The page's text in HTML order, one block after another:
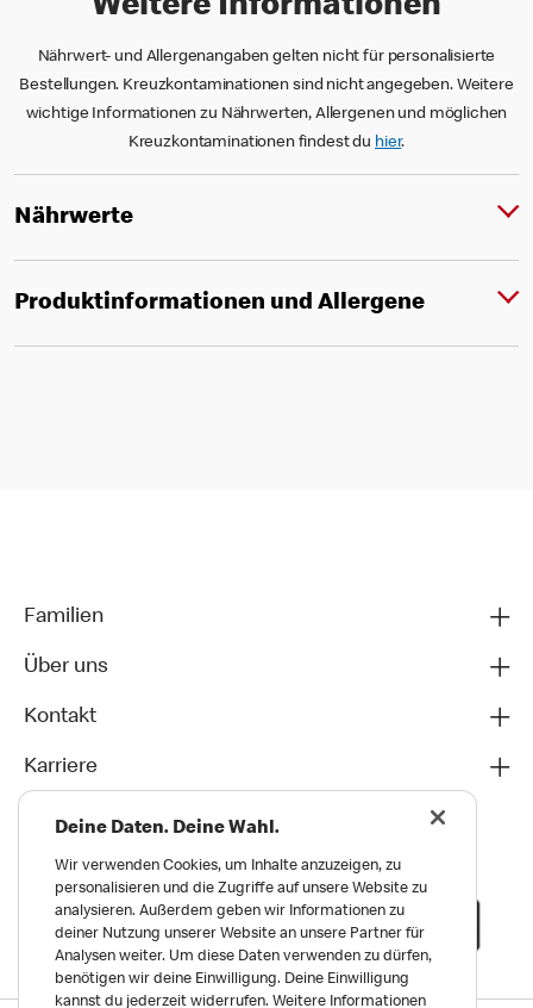
Weitere Informationen
Nährwert- und Allergenangaben gelten nicht für personalisierte
Bestellungen. Kreuzkontaminationen sind nicht angegeben. Weitere
wichtige Informationen zu Nährwerten, Allergenen und möglichen
Kreuzkontaminationen findest du hier.
Nährwerte
Produktinformationen und Allergene
Familien
Über uns
Kontakt
Karriere
Deine Daten. Deine Wahl.
Wir verwenden Cookies, um Inhalte anzuzeigen, zu
personalisieren und die Zugriffe auf unsere Website zu
analysieren. Außerdem geben wir Informationen zu
deiner Nutzung unserer Website an unsere Partner für
Analysen weiter. Um diese Daten verwenden zu dürfen,
benötigen wir deine Einwilligung. Deine Einwilligung
kannst du jederzeit widerrufen. Weitere Informationen